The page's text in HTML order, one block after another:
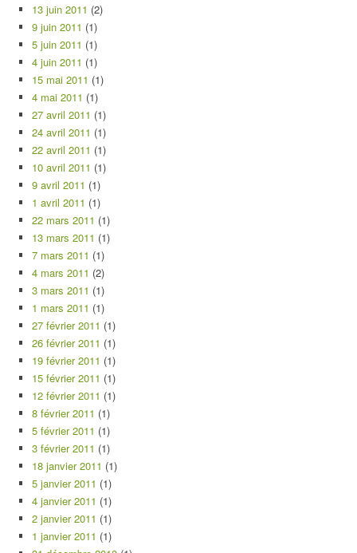
13 juin 2011 (2)
9 juin 2011 (1)
5 juin 2011 (1)
4 juin 2011 (1)
15 mai 2011 (1)
4 mai 2011 (1)
27 avril 2011 (1)
24 avril 2011 (1)
22 avril 2011 (1)
10 avril 2011 (1)
9 avril 2011 (1)
1 avril 2011 (1)
22 mars 2011 (1)
13 mars 2011 (1)
7 mars 2011 (1)
4 mars 2011 (2)
3 mars 2011 (1)
1 mars 2011 (1)
27 février 2011 (1)
26 février 2011 (1)
19 février 2011 (1)
15 février 2011 (1)
12 février 2011 (1)
8 février 2011 (1)
5 février 2011 (1)
3 février 2011 (1)
18 janvier 2011 (1)
5 janvier 2011 (1)
4 janvier 2011 (1)
2 janvier 2011 (1)
1 janvier 2011 (1)